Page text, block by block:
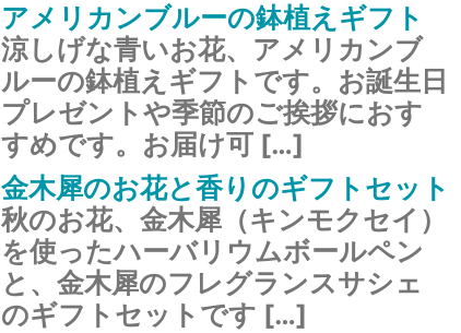
アメリカンブルーの鉢植えギフト
涼しげな青いお花、アメリカンブ
ルーの鉢植えギフトです。お誕生日
プレゼントや季節のご挨拶におす
すめです。お届け可 […]
金木犀のお花と香りのギフトセット
秋のお花、金木犀（キンモクセイ）
を使ったハーバリウムボールペン
と、金木犀のフレグランスサシェ
のギフトセットです […]